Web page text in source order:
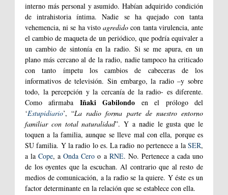
interno más personal y asumido. Habían adquirido condición
de intrahistoria íntima. Nadie se ha quejado con tanta
vehemencia, ni se ha vistoagredidocon tanta virulencia, ante
el cambio de maqueta de un periódico, que podría equivaler a
un cambio de sintonía en la radio. Si se me apura, en un
plano más cercano al de la radio, nadie tampoco ha criticado
con tanto ímpetu los cambios de cabeceras de los
informativos de televisión. Sin embargo, la radio –y sobre
todo, la percepción y la cercanía de la radio- es diferente.
Como afirmaba Iñaki Gabilondo en el prólogo del
‘Estupidiario’, “La radio forma parte de nuestro entorno
familiar con total naturalidad”. Y a nadie le gusta que le
toquen a la familia, aunque se lleve mal con ella, porque es
SU familia. Y la radio lo es. La radio no pertenece a la SER,
a laCope, aOnda Cero o a RNE. No. Pertenece a cada uno
de los oyentes que la escuchan. Al contrario que al resto de
medios de comunicación, a la radio se la quiere. Y éste es un
factor determinante en la relación que se establece con ella.